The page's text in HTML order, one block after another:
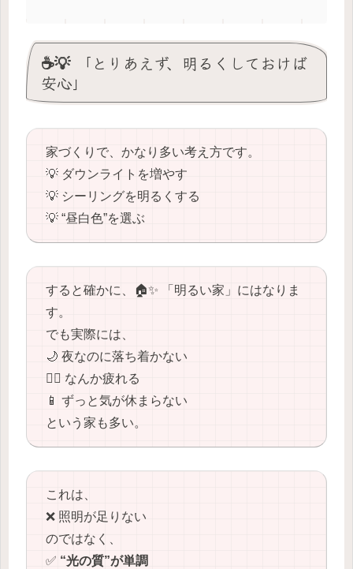
☕️💡 「とりあえず、明るくしておけば
安心」
家づくりで、かなり多い考え方です。
💡 ダウンライトを増やす
💡 シーリングを明るくする
💡 “昼白色”を選ぶ
すると確かに、🏠✨ 「明るい家」にはなりま
す。
でも実際には、
🌙 夜なのに落ち着かない
😵‍💫 なんか疲れる
📱 ずっと気が休まらない
という家も多い。
これは、
❌ 照明が足りない
のではなく、
✅ “光の質”が単調